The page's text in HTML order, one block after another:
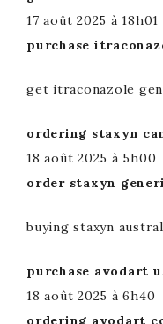
17 août 2025 à 18h01
purchase
get itraconazole
ordering staxyn
18 août 2025 à 5h00
order staxyn
buying staxyn
purchase avodart
18 août 2025 à 6h40
ordering avodart